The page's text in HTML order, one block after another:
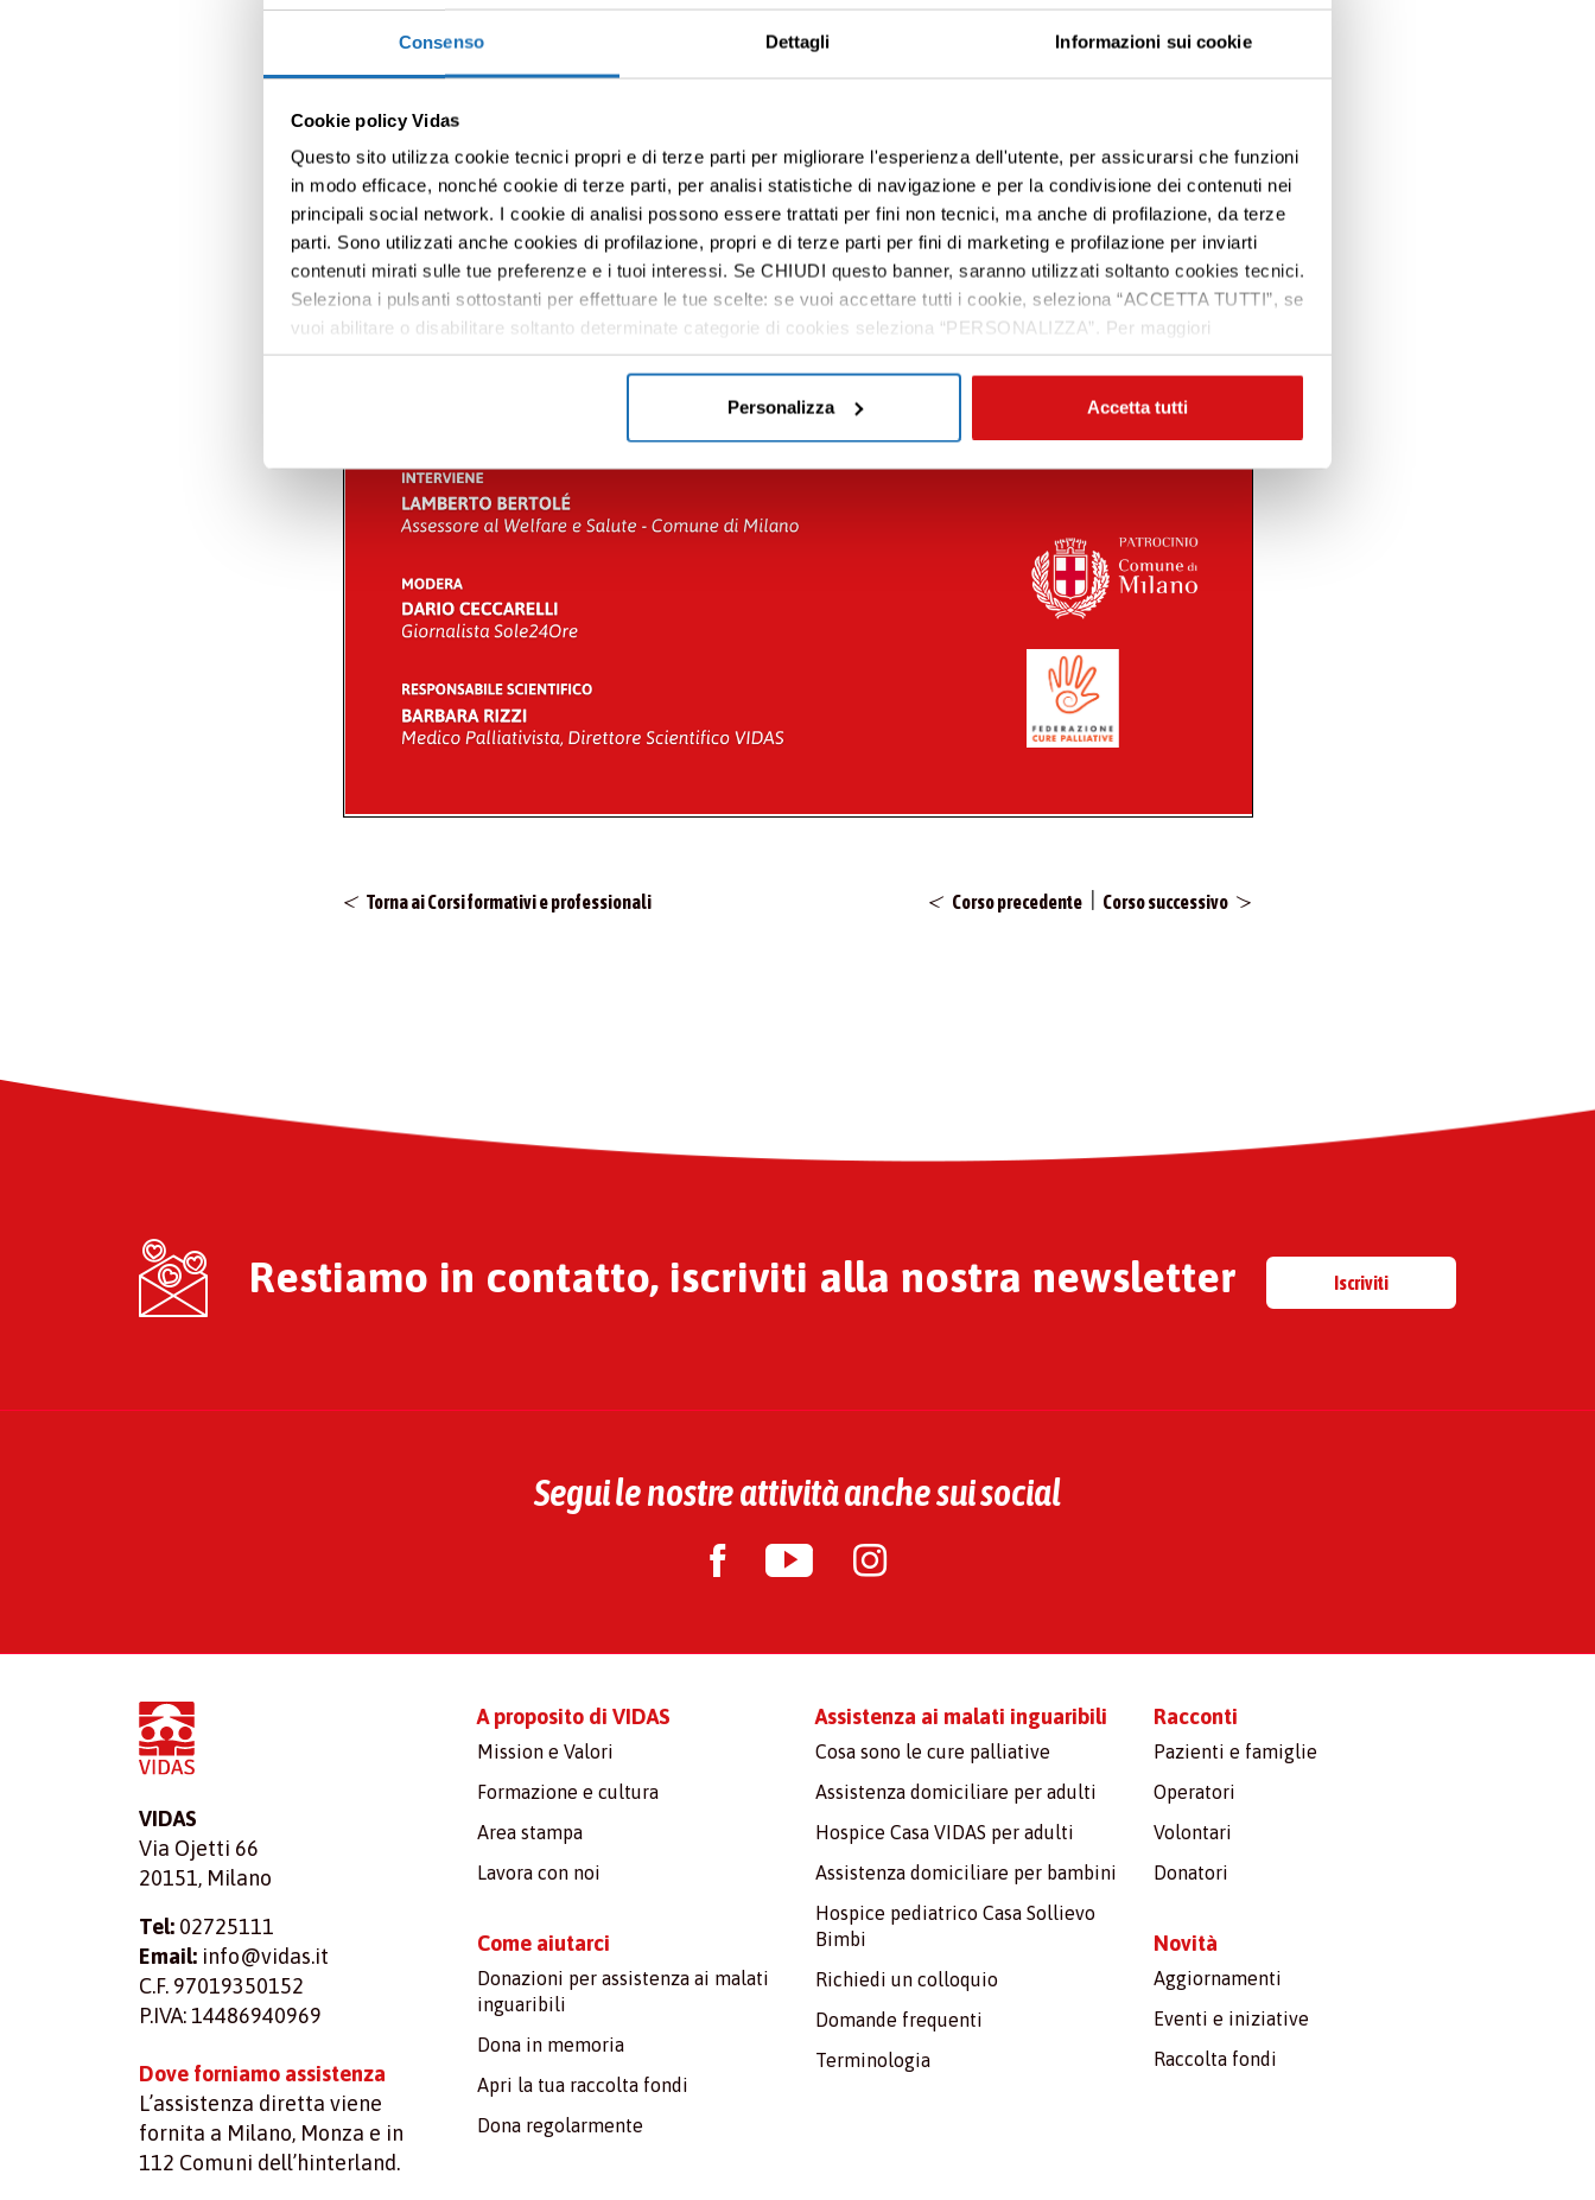
Consenso Dettagli Informazioni sui cookie
Cookie policy Vidas
Questo sito utilizza cookie tecnici propri e di terze parti per migliorare l'esperienza dell'utente, per assicurarsi che funzioni
in modo efficace, nonché cookie di terze parti, per analisi statistiche di navigazione e per la condivisione dei contenuti nei
principali social network. I cookie di analisi possono essere trattati per fini non tecnici, ma anche di profilazione, da terze
parti. Sono utilizzati anche cookies di profilazione, propri e di terze parti per fini di marketing e profilazione per inviarti
contenuti mirati sulle tue preferenze e i tuoi interessi. Se CHIUDI questo banner, saranno utilizzati soltanto cookies tecnici.
Seleziona i pulsanti sottostanti per effettuare le tue scelte: se vuoi accettare tutti i cookie, seleziona “ACCETTA TUTTI”, se
vuoi abilitare o disabilitare soltanto determinate categorie di cookies seleziona “PERSONALIZZA”. Per maggiori
informazioni e modificare le tue preferenze vai alla nostracookie policy.
Personalizza Accetta tutti
Torna ai Corsi formativi e professionali Corso precedente Corso successivo
Restiamo in contatto, iscriviti alla nostra newsletter Iscriviti
Segui le nostre attività anche sui social
VIDAS
Via Ojetti 66
20151, Milano
Tel: 02725111
Email: info@vidas.it
C.F. 97019350152
P.IVA: 14486940969
Dove forniamo assistenza
L’assistenza diretta viene
fornita a Milano, Monza e in
112 Comuni dell’hinterland.
A proposito di VIDAS
Mission e Valori
Formazione e cultura
Area stampa
Lavora con noi
Come aiutarci
Donazioni per assistenza ai malati
inguaribili
Dona in memoria
Apri la tua raccolta fondi
Dona regolarmente
Assistenza ai malati inguaribili
Cosa sono le cure palliative
Assistenza domiciliare per adulti
Hospice Casa VIDAS per adulti
Assistenza domiciliare per bambini
Hospice pediatrico Casa Sollievo
Bimbi
Richiedi un colloquio
Domande frequenti
Terminologia
Racconti
Pazienti e famiglie
Operatori
Volontari
Donatori
Novità
Aggiornamenti
Eventi e iniziative
Raccolta fondi
Premi INVIO per cercare o ESC per uscire